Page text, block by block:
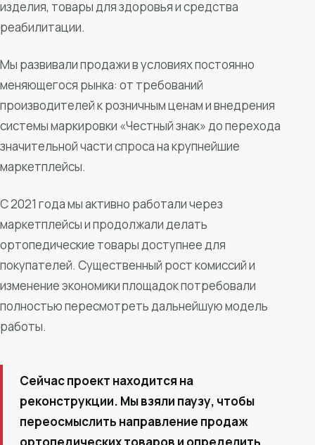
изделия, товары для здоровья и средства
реабилитации.
Мы развивали продажи в условиях постоянно
меняющегося рынка: от требований
производителей к розничным ценам и внедрения
системы маркировки «Честный знак» до перехода
значительной части спроса на крупнейшие
маркетплейсы.
С 2021 года мы активно работали через
маркетплейсы и продолжали делать
ортопедические товары доступнее для
покупателей. Существенный рост комиссий и
изменение экономики площадок потребовали
полностью пересмотреть дальнейшую модель
работы.
Сейчас проект находится на
реконструкции. Мы взяли паузу, чтобы
переосмыслить направление продаж